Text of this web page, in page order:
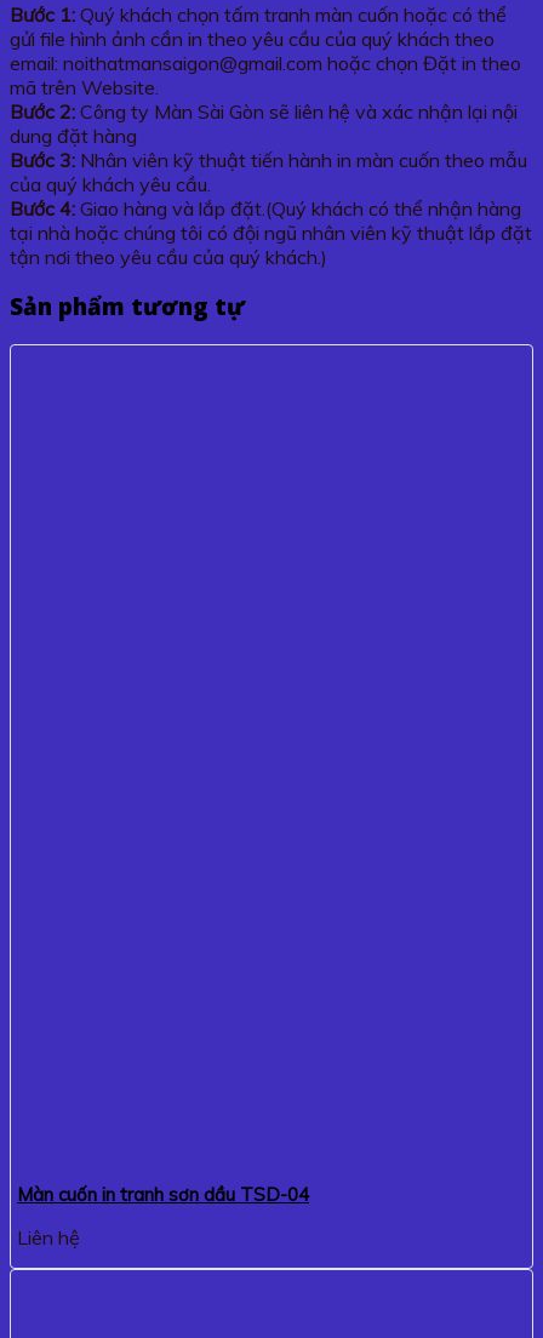
Bước 1: Quý khách chọn tấm tranh màn cuốn hoặc có thể
gửi file hình ảnh cần in theo yêu cầu của quý khách theo
email: noithatmansaigon@gmail.com hoặc chọn Đặt in theo
mã trên Website.
Bước 2: Công ty Màn Sài Gòn sẽ liên hệ và xác nhận lại nội
dung đặt hàng
Bước 3: Nhân viên kỹ thuật tiến hành in màn cuốn theo mẫu
của quý khách yêu cầu.
Bước 4: Giao hàng và lắp đặt.(Quý khách có thể nhận hàng
tại nhà hoặc chúng tôi có đội ngũ nhân viên kỹ thuật lắp đặt
tận nơi theo yêu cầu của quý khách.)
Sản phẩm tương tự
Màn cuốn in tranh sơn dầu TSD-04
Liên hệ